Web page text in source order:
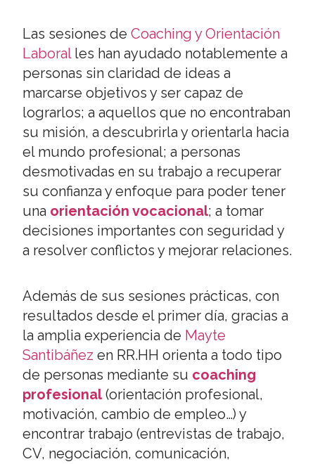
Las sesiones de Coaching y Orientación
Laboralles han ayudado notablemente a
personas sin claridad de ideas a
marcarse objetivos y ser capaz de
lograrlos; a aquellos que no encontraban
su misión, a descubrirla y orientarla hacia
el mundo profesional; a personas
desmotivadas en su trabajo a recuperar
su confianza y enfoque para poder tener
una orientación vocacional; a tomar
decisiones importantes con seguridad y
a resolver conflictos y mejorar relaciones.
Además de sus sesiones prácticas, con
resultados desde el primer día, gracias a
la amplia experiencia de Mayte
Santibáñez en RR.HH orienta a todo tipo
de personas mediante su coaching
profesional (orientación profesional,
motivación, cambio de empleo…) y
encontrar trabajo (entrevistas de trabajo,
CV, negociación, comunicación,